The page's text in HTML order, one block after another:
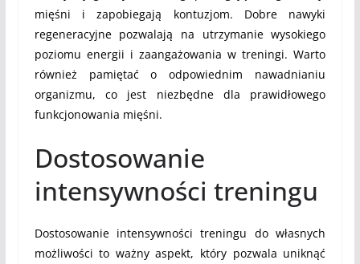
mięśni i zapobiegają kontuzjom. Dobre nawyki
regeneracyjne pozwalają na utrzymanie wysokiego
poziomu energii i zaangażowania w treningi. Warto
również pamiętać o odpowiednim nawadnianiu
organizmu, co jest niezbędne dla prawidłowego
funkcjonowania mięśni.
Dostosowanie
intensywności treningu
Dostosowanie intensywności treningu do własnych
możliwości to ważny aspekt, który pozwala uniknąć